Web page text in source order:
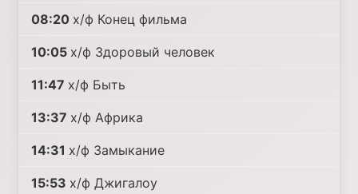
08:20 х/ф Конец фильма
10:05 х/ф Здоровый человек
11:47 х/ф Быть
13:37 х/ф Африка
14:31 х/ф Замыкание
15:53 х/ф Джигалоу